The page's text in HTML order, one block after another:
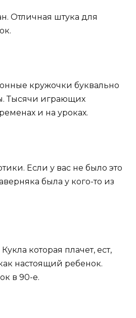
Отличная штука для
кружочки буквально
Тысячи играющих
и на уроках.
Если у вас не было это
была у кого-то из
которая плачет, ест,
настоящий ребенок.
в 90-е.